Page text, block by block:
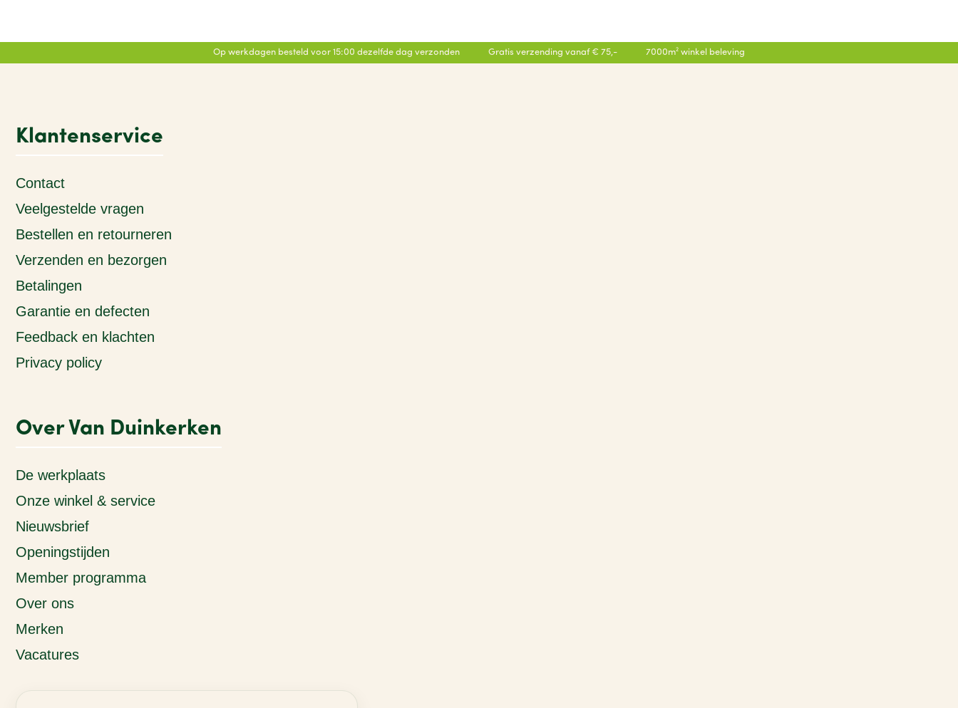
Op werkdagen besteld voor 15:00 dezelfde dag verzonden Gratis verzending vanaf € 75,- 7000m² winkel beleving
Klantenservice
Contact
Veelgestelde vragen
Bestellen en retourneren
Verzenden en bezorgen
Betalingen
Garantie en defecten
Feedback en klachten
Privacy policy
Over Van Duinkerken
De werkplaats
Onze winkel & service
Nieuwsbrief
Openingstijden
Member programma
Over ons
Merken
Vacatures